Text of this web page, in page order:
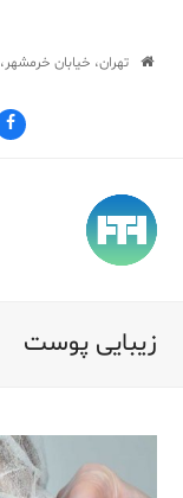
زیبایی پوست